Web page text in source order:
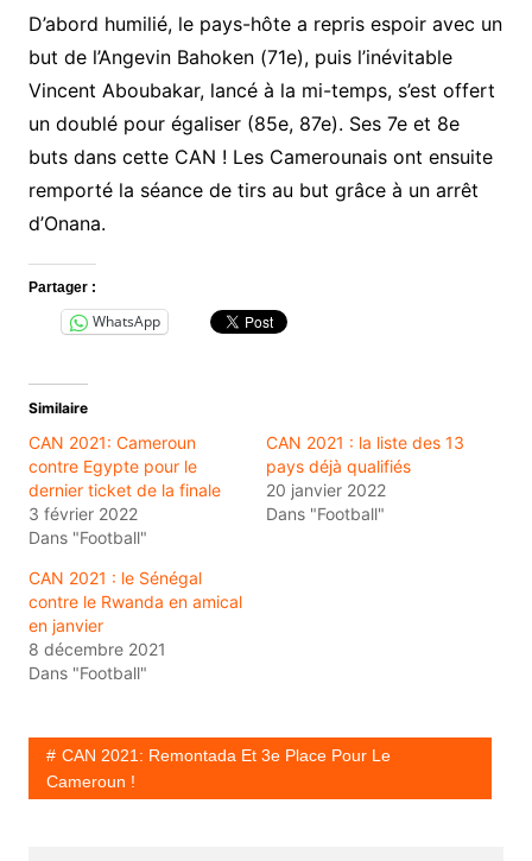
D’abord humilié, le pays-hôte a repris espoir avec un
but de l’Angevin Bahoken (71e), puis l’inévitable
Vincent Aboubakar, lancé à la mi-temps, s’est offert
un doublé pour égaliser (85e, 87e). Ses 7e et 8e
buts dans cette CAN ! Les Camerounais ont ensuite
remporté la séance de tirs au but grâce à un arrêt
d’Onana.
Partager :
WhatsApp
Similaire
CAN 2021: Cameroun
contre Egypte pour le
dernier ticket de la finale
3 février 2022
Dans "Football"
CAN 2021 : la liste des 13
pays déjà qualifiés
20 janvier 2022
Dans "Football"
CAN 2021 : le Sénégal
contre le Rwanda en amical
en janvier
8 décembre 2021
Dans "Football"
CAN 2021: Remontada Et 3e Place Pour Le
Cameroun !